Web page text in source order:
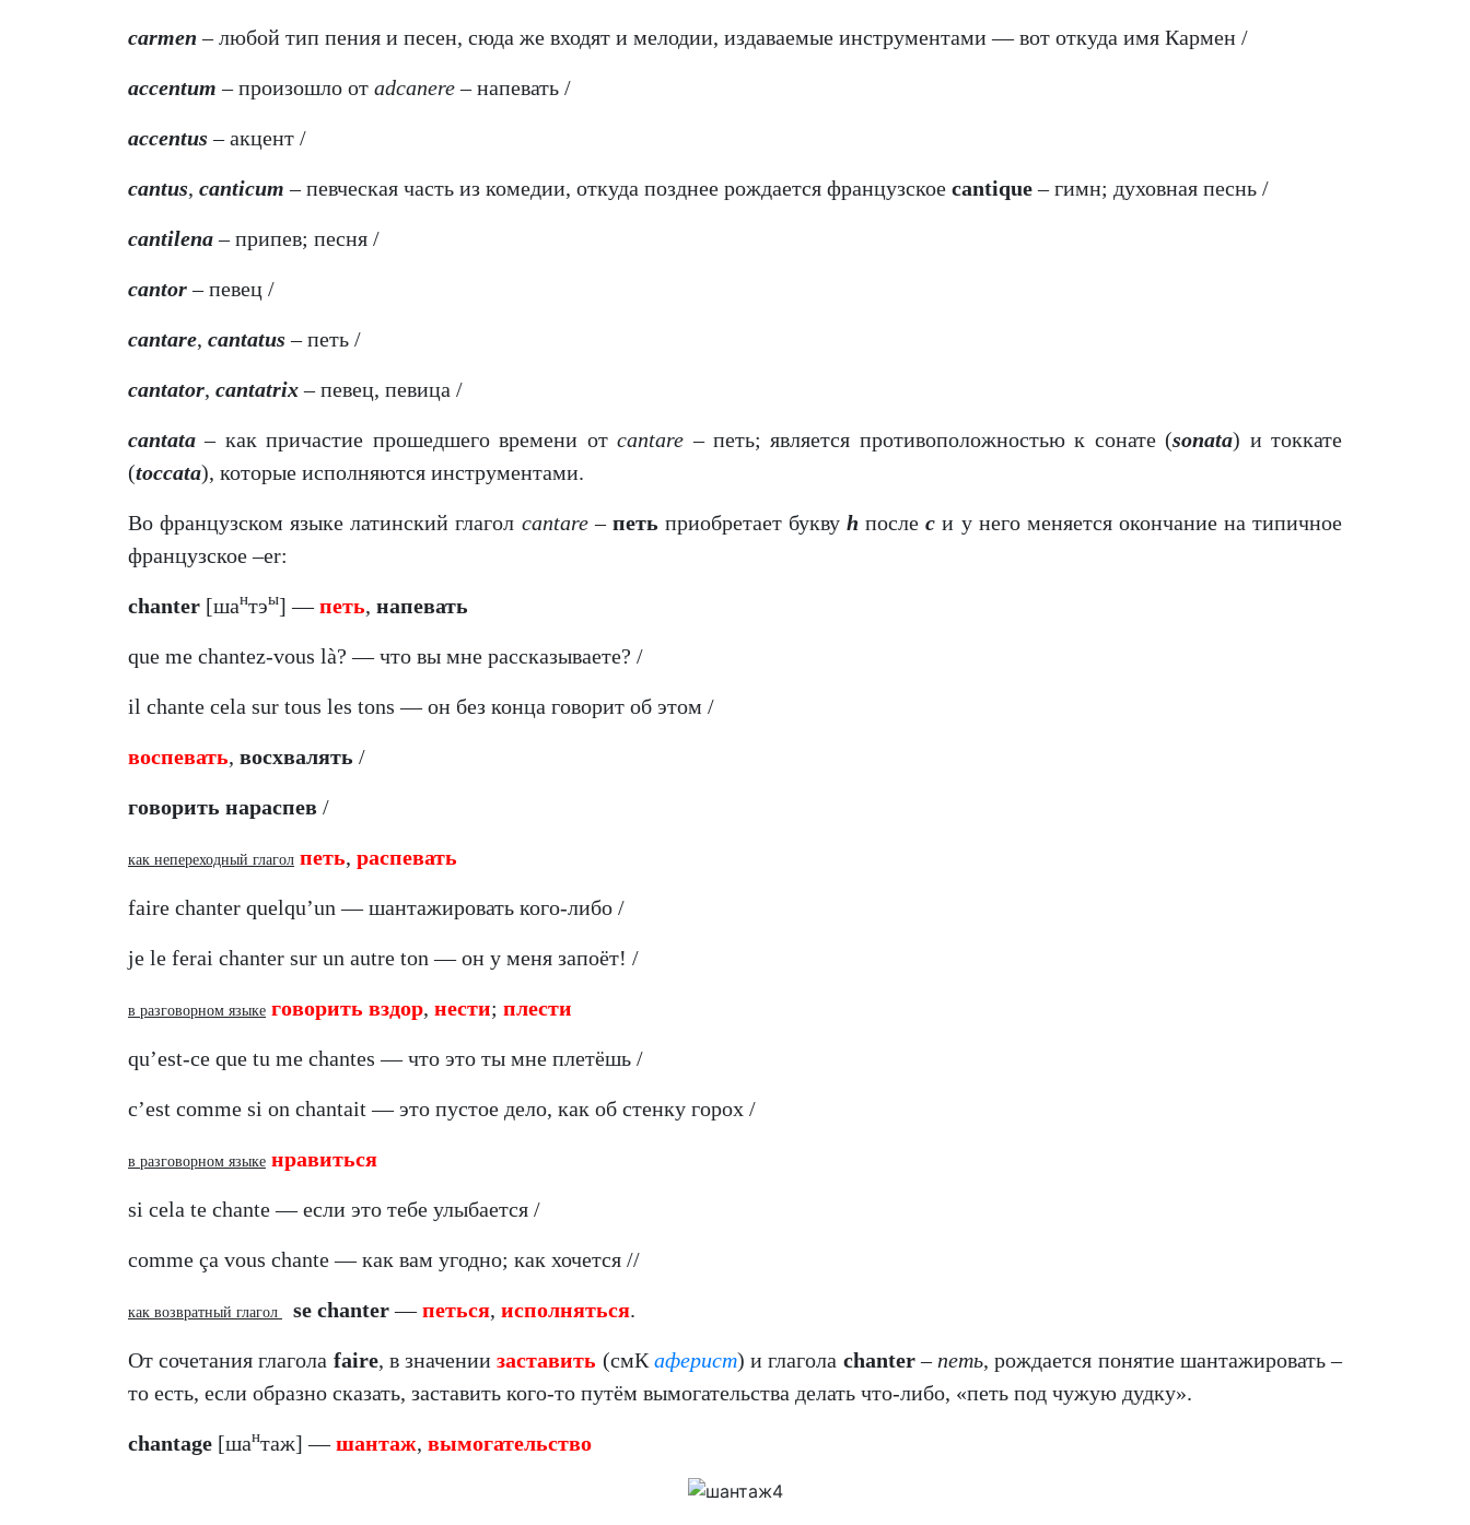
carmen – любой тип пения и песен, сюда же входят и мелодии, издаваемые инструментами — вот откуда имя Кармен /
accentum – произошло от adcanere– напевать /
accentus– акцент /
cantus, canticum – певческая часть из комедии, откуда позднее рождается французское cantique– гимн; духовная песнь /
cantilena– припев; песня /
cantor– певец /
cantare, cantatus – петь /
cantator, cantatrix– певец, певица /
cantata – как причастие прошедшего времени отcantare – петь; является противоположностью к сонате (sonata) и токкате
(toccata), которые исполняются инструментами.
Во французском языке латинский глагол cantare– петь приобретает буквуh послеc и у него меняется окончание на типичное
французское –er:
chanter [шантэы] —петь, напевать
que me chantez-vous là? — что вы мне рассказываете? /
il chante cela sur tous les tons — он без конца говорит об этом /
воспевать, восхвалять /
говорить нараспев /
как непереходный глагол петь, распевать
faire chanter quelqu’un — шантажировать кого-либо /
je le ferai chanter sur un autre ton — он у меня запоёт! /
в разговорном языке говорить вздор, нести; плести
qu’est-ce que tu me chantes — что это ты мне плетёшь /
c’est comme si on chantait — это пустое дело, как об стенку горох /
в разговорном языке нравиться
si cela te chante — если это тебе улыбается /
comme ça vous chante — как вам угодно; как хочется //
как возвратный глагол se chanter—петься, исполняться.
От сочетания глагола faire, в значениизаставить (смК аферист) и глагола chanter– петь, рождается понятие шантажировать –
то есть, если образно сказать, заставить кого-то путём вымогательства делать что-либо, «петь под чужую дудку».
chantage [шантаж] —шантаж, вымогательство